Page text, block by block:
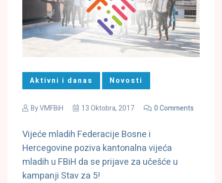
Aktivni i danas Novosti
ByVMFBiH 13 Oktobra, 2017 0 Comments
Vijeće mladih Federacije Bosne i
Hercegovine poziva kantonalna vijeća
mladih u FBiH da se prijave za učešće u
kampanji Stav za 5!